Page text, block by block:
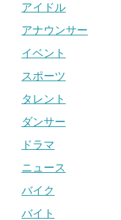
アイドル
アナウンサー
イベント
スポーツ
タレント
ダンサー
ドラマ
ニュース
バイク
バイト